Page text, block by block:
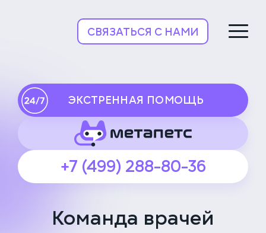
СВЯЗАТЬСЯ С НАМИ
ЭКСТРЕННАЯ ПОМОЩЬ
+7 (499) 288-80-36
Команда врачей